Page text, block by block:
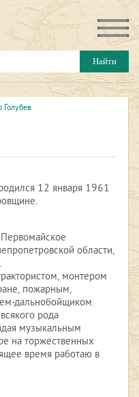
Голубев
12 января 1961
области,
монтером
пожарным,
дальнобойщиком.
рода
музыкальным
на торжественных
время работаю в